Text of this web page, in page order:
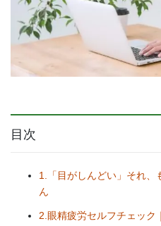
目次
1.「目がしんどい」それ、
ん
2.眼精疲労セルフチェック